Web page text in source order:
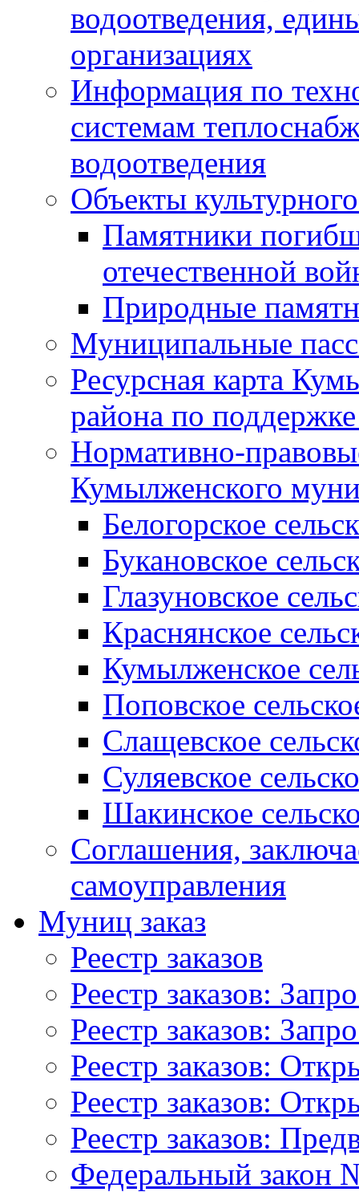
водоотведения,
организациях
Информация по
системам
водоотведения
Объекты
Памятники
отечественной
Природные
Муниципальные
Ресурсная карта
района по
Нормативно-
Кумылженского
Белогорское
Букановское
Глазуновское
Краснянское
Кумылженское
Поповское
Слащевское
Суляевское
Шакинское
Соглашения,
самоуправления
Муниц заказ
Реестр заказов
Реестр заказов:
Реестр заказов:
Реестр заказов:
Реестр заказов:
Реестр заказов:
Федеральный закон